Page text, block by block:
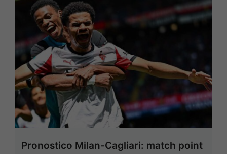
Pronostico Milan-Cagliari: match point